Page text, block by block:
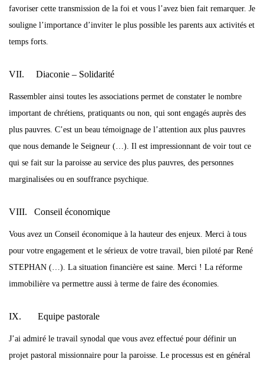
favoriser cette transmission de la foi et vous l’avez bien fait remarquer. Je
souligne l’importance d’inviter le plus possible les parents aux activités et
temps forts.
VII. Diaconie – Solidarité
Rassembler ainsi toutes les associations permet de constater le nombre
important de chrétiens, pratiquants ou non, qui sont engagés auprès des
plus pauvres. C’est un beau témoignage de l’attention aux plus pauvres
que nous demande le Seigneur (…). Il est impressionnant de voir tout ce
qui se fait sur la paroisse au service des plus pauvres, des personnes
marginalisées ou en souffrance psychique.
VIII. Conseil économique
Vous avez un Conseil économique à la hauteur des enjeux. Merci à tous
pour votre engagement et le sérieux de votre travail, bien piloté par René
STEPHAN (…). La situation financière est saine. Merci ! La réforme
immobilière va permettre aussi à terme de faire des économies.
IX. Equipe pastorale
J’ai admiré le travail synodal que vous avez effectué pour définir un
projet pastoral missionnaire pour la paroisse. Le processus est en général